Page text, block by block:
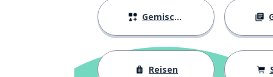
Gemischtes
Reisen